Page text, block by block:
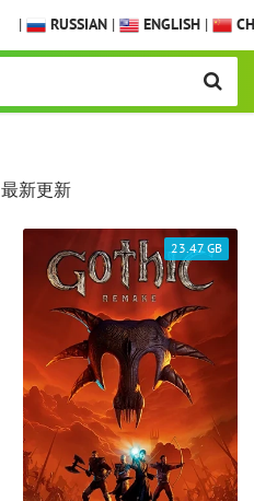
| RUSSIAN | ENGLISH |
最新更新
23.47 GB